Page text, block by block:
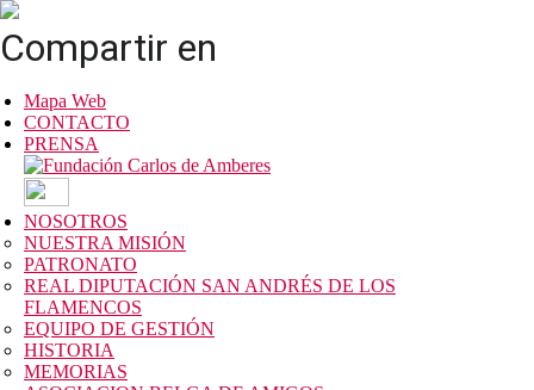
Compartir en
Mapa Web
CONTACTO
PRENSA
NOSOTROS
NUESTRA MISIÓN
PATRONATO
REAL DIPUTACIÓN SAN ANDRÉS DE LOS
FLAMENCOS
EQUIPO DE GESTIÓN
HISTORIA
MEMORIAS